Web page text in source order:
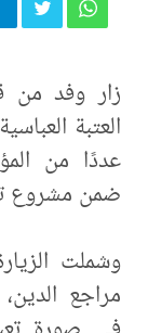
زار وفد من
العتبة
عددًا من
ضمن مشروع
وشملت
مراجع